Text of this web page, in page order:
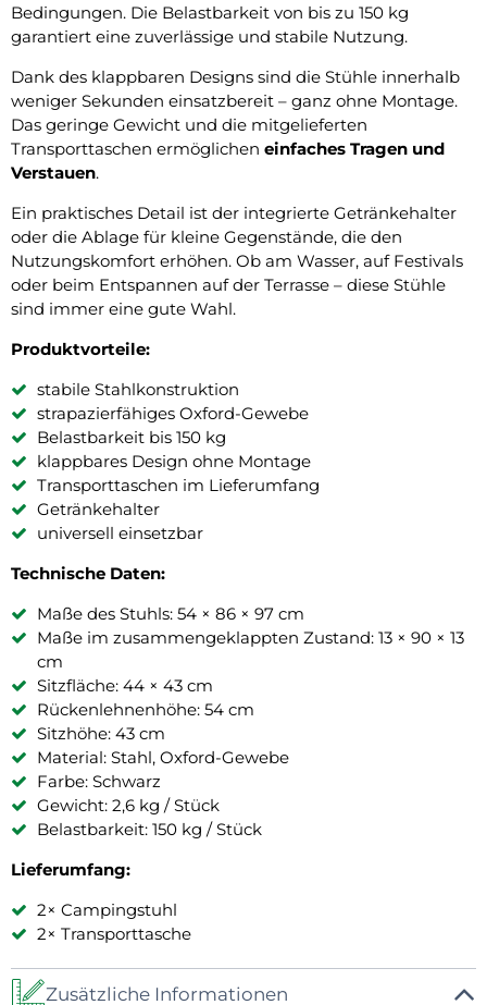
Bedingungen. Die Belastbarkeit von bis zu 150 kg
garantiert eine zuverlässige und stabile Nutzung.
Dank des klappbaren Designs sind die Stühle innerhalb
weniger Sekunden einsatzbereit – ganz ohne Montage.
Das geringe Gewicht und die mitgelieferten
Transporttaschen ermöglichen einfaches Tragen und
Verstauen.
Ein praktisches Detail ist der integrierte Getränkehalter
oder die Ablage für kleine Gegenstände, die den
Nutzungskomfort erhöhen. Ob am Wasser, auf Festivals
oder beim Entspannen auf der Terrasse – diese Stühle
sind immer eine gute Wahl.
Produktvorteile:
stabile Stahlkonstruktion
strapazierfähiges Oxford-Gewebe
Belastbarkeit bis 150 kg
klappbares Design ohne Montage
Transporttaschen im Lieferumfang
Getränkehalter
universell einsetzbar
Technische Daten:
Maße des Stuhls: 54 × 86 × 97 cm
Maße im zusammengeklappten Zustand: 13 × 90 × 13
cm
Sitzfläche: 44 × 43 cm
Rückenlehnenhöhe: 54 cm
Sitzhöhe: 43 cm
Material: Stahl, Oxford-Gewebe
Farbe: Schwarz
Gewicht: 2,6 kg / Stück
Belastbarkeit: 150 kg / Stück
Lieferumfang:
2× Campingstuhl
2× Transporttasche
Zusätzliche Informationen